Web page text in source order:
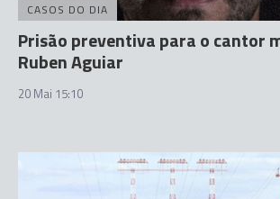
CASOS DO DIA
Prisão preventiva para o cantor
Ruben Aguiar
20 Mai 15:10